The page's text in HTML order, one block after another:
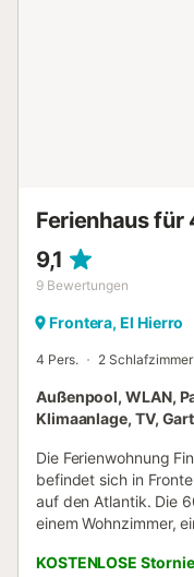
Ferienhaus für
9,1
9 Bewertungen
Frontera, El Hierro
4 Pers. 2 Schlafzimmer
Außenpool, WLAN,
Klimaanlage, TV,
Die Ferienwohnung
befindet sich in
auf den Atlantik. Die
einem Wohnzimmer,
für 4 Personen. Zur
KOSTENLOSE